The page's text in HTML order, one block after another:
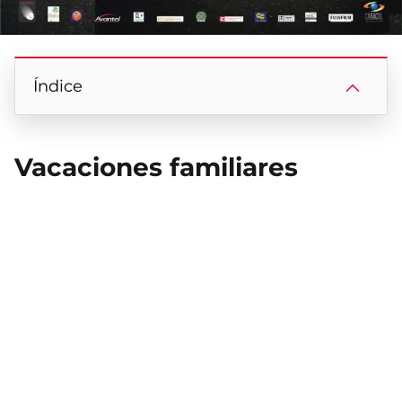
Índice
Vacaciones familiares